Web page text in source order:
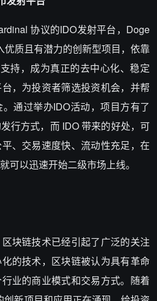
协议的IDO发射平台，Doge
质且有潜力的创新型项目，依靠
持，成为真正的去中心化、稳定
，为投资者筛选投资机会，并帮
通过举办IDO活动，项目方有了
行方式，而 IDO 带来的好处，可
、交易速度快、流动性充足，在
可以迅速开始二级市场上线。
块链技术已经引起了广泛的关注
的技术，区块链被认为具有革命
业的商业模式和交易方式。随着